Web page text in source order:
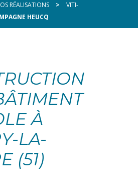
RÉALISATIONS >
VITI-
HEUCQ
À
LA-
(51)